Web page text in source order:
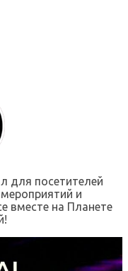
для посетителей
и
вместе на Планете